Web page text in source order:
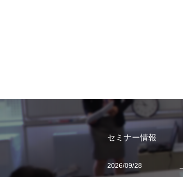
セミナー情報
2026/09/28